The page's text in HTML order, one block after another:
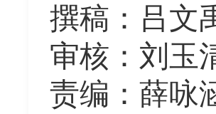
撰稿：吕文
审核：刘玉
责编：薛咏